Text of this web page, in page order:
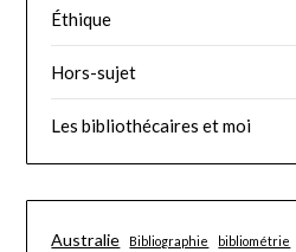
Éthique
Hors-sujet
Les bibliothécaires et moi
Australie Bibliographie bibliométrie